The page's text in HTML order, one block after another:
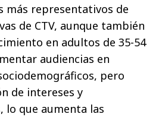
más representativos de
de CTV, aunque también
en adultos de 35-54
audiencias en
pero
de intereses y
que aumenta las